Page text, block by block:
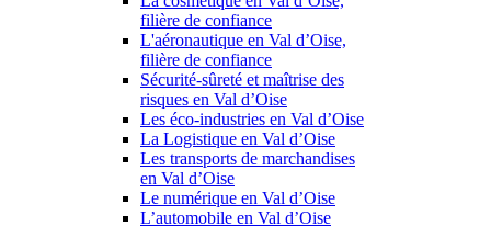
filière de confiance
L'aéronautique en Val d’Oise,
filière de confiance
Sécurité-sûreté et maîtrise des
risques en Val d’Oise
Les éco-industries en Val d’Oise
La Logistique en Val d’Oise
Les transports de marchandises
en Val d’Oise
Le numérique en Val d’Oise
L’automobile en Val d’Oise